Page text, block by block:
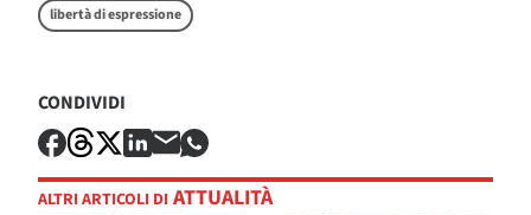
libertà di espressione
CONDIVIDI
ALTRI ARTICOLI DI ATTUALITÀ